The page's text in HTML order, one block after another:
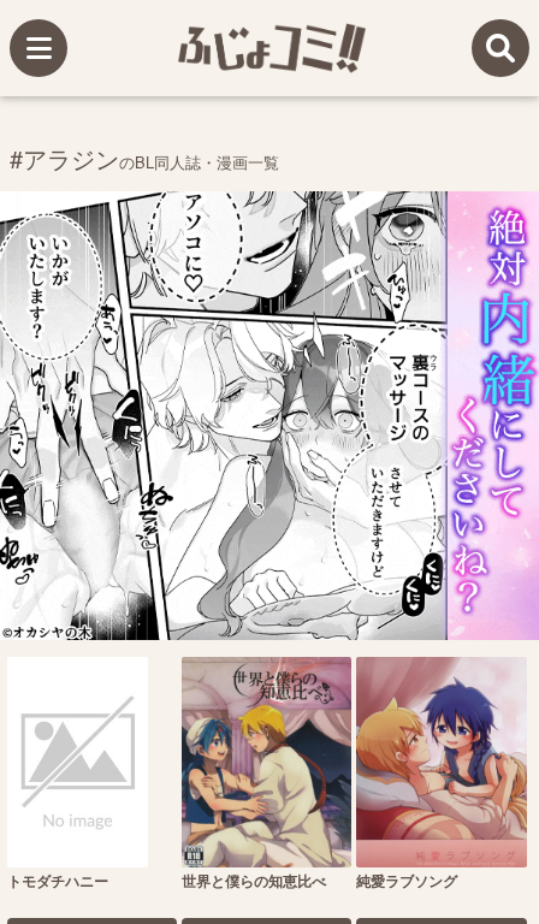
#アラジンのBL同人誌・漫画一覧
トモダチハニー 世界と僕らの知恵比べ 純愛ラブソング